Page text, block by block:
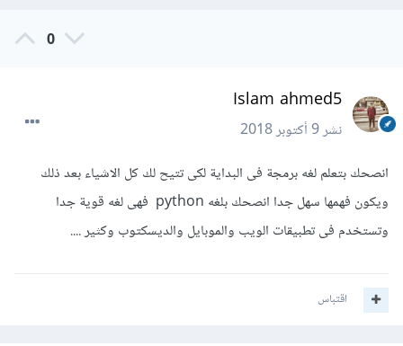
0
Islam ahmed5
نشر9 أكتوبر 2018
انصحك بتعلم لغه برمجة فى البداية لكى تتيح لك كل الاشياء بعد ذلك
ويكون فهمها سهل جدا انصحك بلغه python فهى لغه قوية جدا
وتستخدم فى تطبيقات الويب والموبايل والديسكتوب وكثير ....
اقتباس